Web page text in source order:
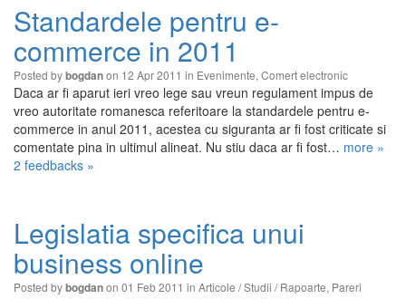
Standardele pentru e-
commerce in 2011
Posted bybogdanon 12 Apr 2011 in Evenimente, Comert electronic
Daca ar fi aparut ieri vreo lege sau vreun regulament impus de
vreo autoritate romanesca referitoare la standardele pentru e-
commerce in anul 2011, acestea cu siguranta ar fi fost criticate si
comentate pina in ultimul alineat. Nu stiu daca ar fi fost… more »
2 feedbacks »
Legislatia specifica unui
business online
Posted bybogdanon 01 Feb 2011 in Articole / Studii / Rapoarte, Pareri